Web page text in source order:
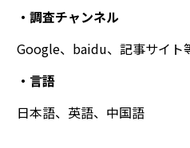
・調査チャンネル
Google、 baidu、記事サイト
・言語​
日本語、英語、中国語​